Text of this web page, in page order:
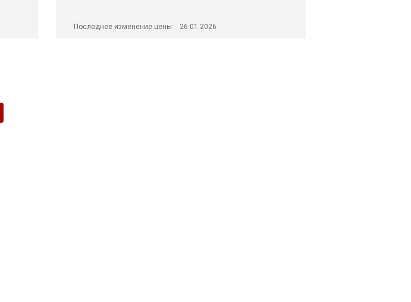
Последнее изменение цены: 26.01.2026